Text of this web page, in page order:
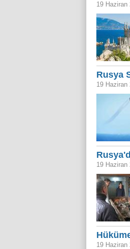
19 Haziran
Rusya
19 Haziran
19 Haziran
19 Haziran